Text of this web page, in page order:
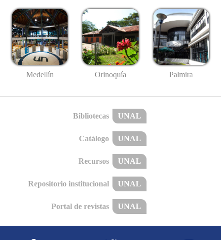
Medellín Orinoquía Palmira
Bibliotecas UNAL
Catálogo UNAL
Recursos UNAL
Repositorio institucional UNAL
Portal de revistas UNAL